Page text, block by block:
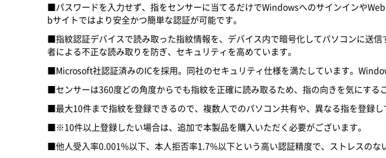
■パスワードを入力せず、指をセンサーに当てるだけでWindowsへのサインインや
bサイトではより安全かつ簡単な認証が可能です。
■指紋認証デバイスで読み取った指紋情報を、デバイス内で暗号化してパソコンに送
者による不正な読み取りを防ぎ、セキュリティを高めています。
■Microsoft社認証済みのICを採用。同社のセキュリティ仕様を満たしています。
■センサーは360度どの角度からでも指紋を正確に読み取るため、指の向きを気にする
■最大10件まで指紋を登録できるので、複数人でのパソコン共有や、異なる指を登録し
■※10件以上登録したい場合は、追加で本製品を購入いただく必要がございます。
■他人受入率0.001%以下、本人拒否率1.7%以下という高い認証精度で、ストレスのな